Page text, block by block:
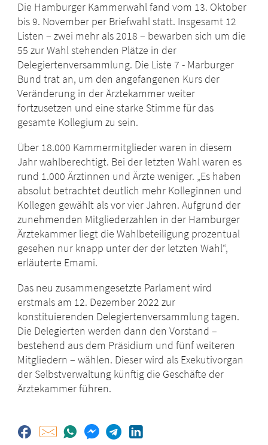
Die Hamburger Kammerwahl fand vom 13. Oktober
bis 9. November per Briefwahl statt. Insgesamt 12
Listen – zwei mehr als 2018 – bewarben sich um die
55 zur Wahl stehenden Plätze in der
Delegiertenversammlung. Die Liste 7 - Marburger
Bund trat an, um den angefangenen Kurs der
Veränderung in der Ärztekammer weiter
fortzusetzen und eine starke Stimme für das
gesamte Kollegium zu sein.
Über 18.000 Kammermitglieder waren in diesem
Jahr wahlberechtigt. Bei der letzten Wahl waren es
rund 1.000 Ärztinnen und Ärzte weniger. „Es haben
absolut betrachtet deutlich mehr Kolleginnen und
Kollegen gewählt als vor vier Jahren. Aufgrund der
zunehmenden Mitgliederzahlen in der Hamburger
Ärztekammer liegt die Wahlbeteiligung prozentual
gesehen nur knapp unter der der letzten Wahl“,
erläuterte Emami.
Das neu zusammengesetzte Parlament wird
erstmals am 12. Dezember 2022 zur
konstituierenden Delegiertenversammlung tagen.
Die Delegierten werden dann den Vorstand –
bestehend aus dem Präsidium und fünf weiteren
Mitgliedern – wählen. Dieser wird als Exekutivorgan
der Selbstverwaltung künftig die Geschäfte der
Ärztekammer führen.